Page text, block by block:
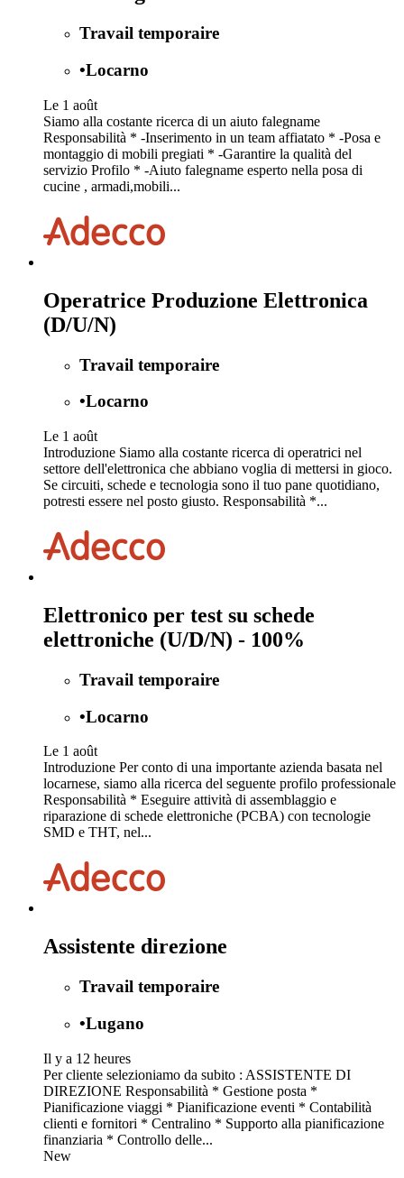
Travail temporaire
•Locarno
Le 1 août
Siamo alla costante ricerca di un aiuto falegname
Responsabilità * -Inserimento in un team affiatato * -Posa e
montaggio di mobili pregiati * -Garantire la qualità del
servizio Profilo * -Aiuto falegname esperto nella posa di
cucine , armadi,mobili...
Operatrice Produzione Elettronica
(D/U/N)
Travail temporaire
•Locarno
Le 1 août
Introduzione Siamo alla costante ricerca di operatrici nel
settore dell'elettronica che abbiano voglia di mettersi in gioco.
Se circuiti, schede e tecnologia sono il tuo pane quotidiano,
potresti essere nel posto giusto. Responsabilità *...
Elettronico per test su schede
elettroniche (U/D/N) - 100%
Travail temporaire
•Locarno
Le 1 août
Introduzione Per conto di una importante azienda basata nel
locarnese, siamo alla ricerca del seguente profilo professionale
Responsabilità * Eseguire attività di assemblaggio e
riparazione di schede elettroniche (PCBA) con tecnologie
SMD e THT, nel...
Assistente direzione
Travail temporaire
•Lugano
Il y a 12 heures
Per cliente selezioniamo da subito : ASSISTENTE DI
DIREZIONE Responsabilità * Gestione posta *
Pianificazione viaggi * Pianificazione eventi * Contabilità
clienti e fornitori * Centralino * Supporto alla pianificazione
finanziaria * Controllo delle...
New